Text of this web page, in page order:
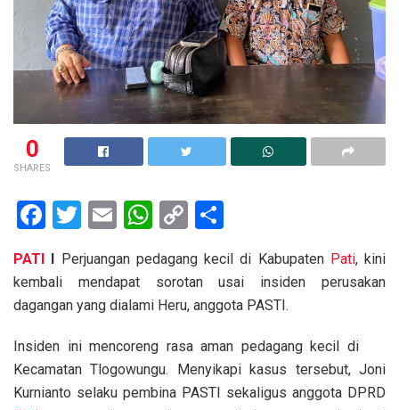
0
SHARES
F
ce
b
o
k
T
tt
er
E
ail
W
at
s
p
p
C
py
Li
k
ar
e
PATI I Perjuangan pedagang kecil di Kabupaten Pati, kini
kembali mendapat sorotan usai insiden perusakan
dagangan yang dialami Heru, anggota PASTI.
Insiden ini mencoreng rasa aman pedagang kecil di
Kecamatan Tlogowungu. Menyikapi kasus tersebut, Joni
Kurnianto selaku pembina PASTI sekaligus anggota DPRD